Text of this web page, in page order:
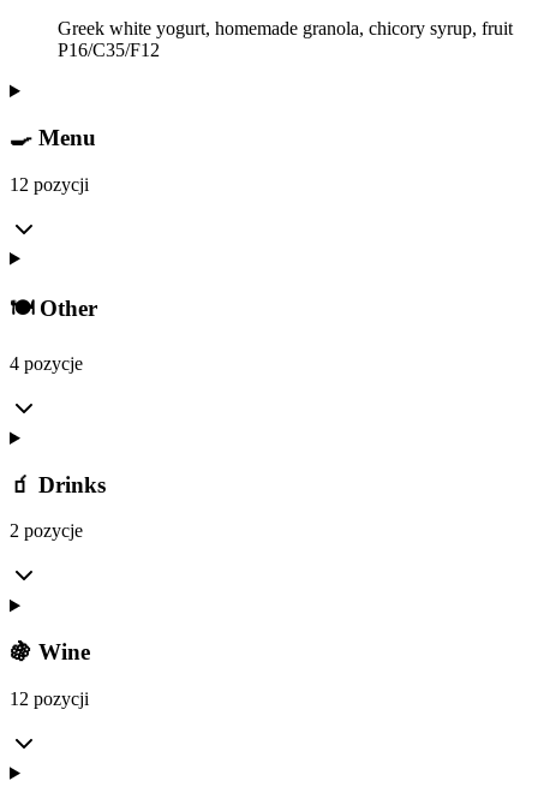
Greek white yogurt, homemade granola, chicory syrup, fruit
P16/C35/F12
🍳 Menu
12 pozycji
🍽️ Other
4 pozycje
🧃 Drinks
2 pozycje
🍇 Wine
12 pozycji